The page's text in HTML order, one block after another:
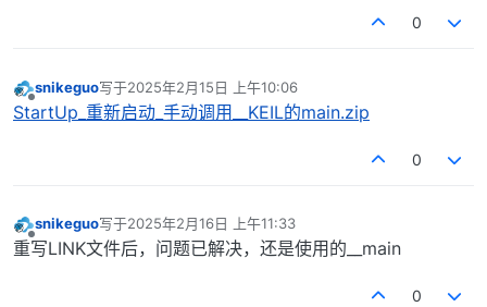
0
离线
snikeguo写于2025年2月15日 上午10:06
最后由 编辑
StartUp_重新启动_手动调用__KEIL的main.zip
0
离线
snikeguo写于2025年2月16日 上午11:33
最后由 编辑
重写LINK文件后，问题已解决，还是使用的__main
0